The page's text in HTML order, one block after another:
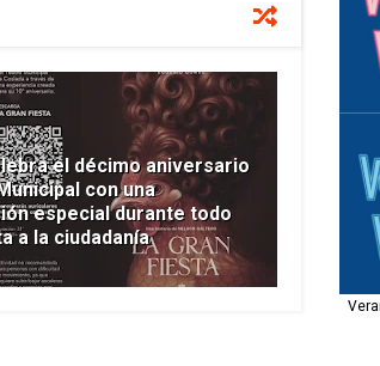
el décimo aniversario
con una
especial durante todo
a la ciudadanía